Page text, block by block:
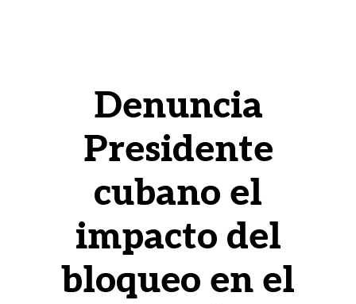
Denuncia
Presidente
cubano el
impacto del
bloqueo en el